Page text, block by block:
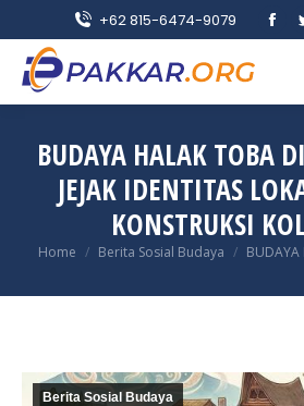
+62 815-6474-9079
in
BUDAYA HALAK TOBA
JEJAK IDENTITAS
KONSTRUKSI
You are here:
Home Berita Sosial Budaya
Berita Sosial Budaya